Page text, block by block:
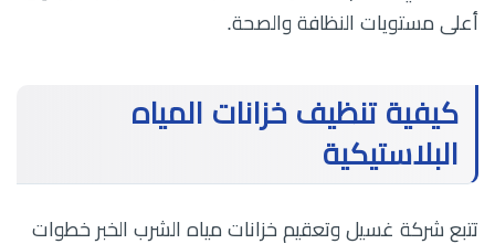
أعلى مستويات النظافة والصحة.
كيفية تنظيف خزانات المياه
البلاستيكية
تتبع شركة غسيل وتعقيم خزانات مياه الشرب الخبر خطوات